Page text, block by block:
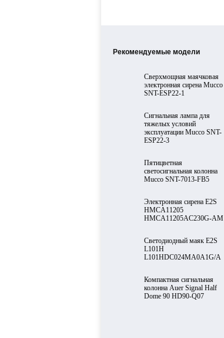
Рекомендуемые модели
Cверхмощная маячковая
электронная сирена Mucco
SNT-ESP22-1
Сигнальная лампа для
тяжелых условий
эксплуатации Mucco SNT-
ESP22-3
Пятицветная
светосигнальная колонна
Mucco SNT-7013-FB5
Электронная сирена E2S
HMCA11205
HMCA11205AC230G-AM
Светодиодный маяк E2S
L101H
L101HDC024MA0A1G/A
Компактная сигнальная
колонна Auer Signal Half
Dome 90 HD90-Q07